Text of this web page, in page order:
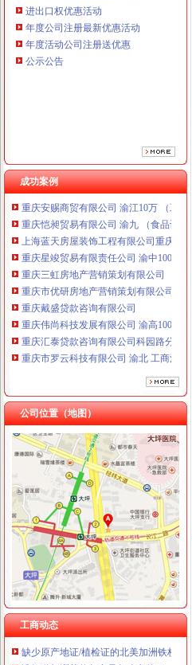
进出口权优惠活动
年度公司注册最新优惠活动
年度活动公司注册送优惠
公示公告
成功案例
重庆星竣贸易有限责任公司 渝中100万
重庆汇泰贷款咨询有限公司科园路分公
重庆市罗云科技有限公司 渝北 工商注册
重庆欧氏科技发展有限公司 渝九50万 （
重庆安赐商贸有限公司 渝江10万 （工商
重庆恺昶贸易有限公司 渝九 （食品许可
上海蓝天房屋装饰工程有限公司重庆分
重庆星竣贸易有限责任公司 渝中100万
重庆三虹房地产营销策划有限公司
重庆市优研房地产营销策划有限公司
重庆戴盛贷款咨询有限公司
重庆伟尚科技发展有限公司 渝高100万
重庆汇泰贷款咨询有限公司科园路分公
重庆市罗云科技有限公司 渝北 工商注册
重庆欧氏科技发展有限公司 渝九50万 （
重庆安赐商贸有限公司 渝江10万 （工商
重庆恺昶贸易有限公司 渝九 （食品许可
上海蓝天房屋装饰工程有限公司重庆分
公司位置（地图）
工商动态
加洲办执照
欧洲总裁办公行政书人才|欧洲总裁办公
欧洲行政综合管理办公主任人才|欧洲行
[转载]美国症专家雷久南博士:身心灵整
PVC泄水管检测PVC含量加洲65报告检
高频直缝焊管、电梯制造许可证TS认证
健身房|健身俱乐部|南山健身中心-
我该杂办~加洲遇到问题【加州旅馆吧】
缺少原产地证/植检证的北美加洲铁杉如
谁知道加洲菲的年卡是怎么办的？_阜南